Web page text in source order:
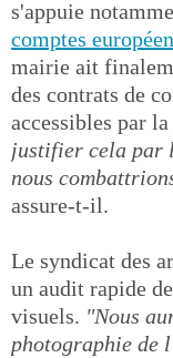
s'appuie
comptes
mairie ait
des contrats de
accessibles par la
justifier cela par
nous
assure-t-il.
Le syndicat des
un audit rapide
visuels. "Nous
photographie de